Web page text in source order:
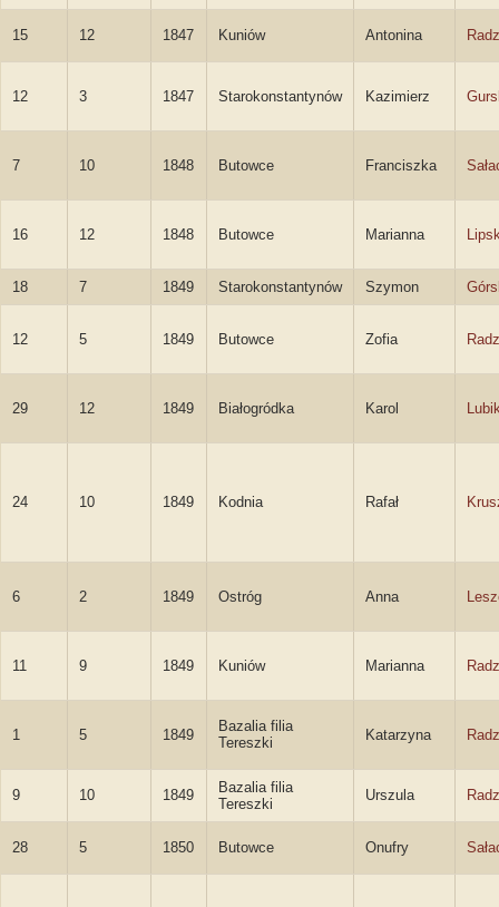
15 12 1847 Kuniów Antonina
12 3 1847 Starokonstantynów Kazimierz
7 10 1848 Butowce Franciszka
16 12 1848 Butowce Marianna
18 7 1849 Starokonstantynów Szymon
12 5 1849 Butowce Zofia
29 12 1849 Białogródka Karol
24 10 1849 Kodnia Rafał
6 2 1849 Ostróg Anna
11 9 1849 Kuniów Marianna
1 5 1849
Bazalia filia
Tereszki
Katarzyna
9 10 1849
Bazalia filia
Tereszki
Urszula
28 5 1850 Butowce Onufry